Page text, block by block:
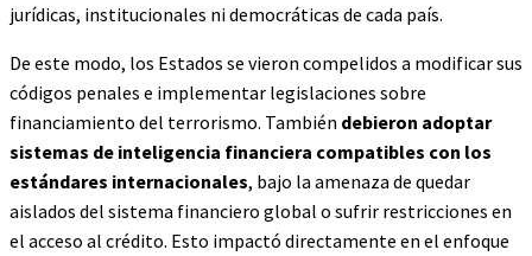
jurídicas, institucionales ni democráticas de cada país.
De este modo, los Estados se vieron compelidos a modificar sus
códigos penales e implementar legislaciones sobre
financiamiento del terrorismo. También debieron adoptar
sistemas de inteligencia financiera compatibles con los
estándares internacionales, bajo la amenaza de quedar
aislados del sistema financiero global o sufrir restricciones en
el acceso al crédito. Esto impactó directamente en el enfoque